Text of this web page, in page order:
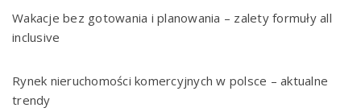
Wakacje bez gotowania i planowania – zalety formuły all
inclusive
Rynek nieruchomości komercyjnych w polsce – aktualne
trendy